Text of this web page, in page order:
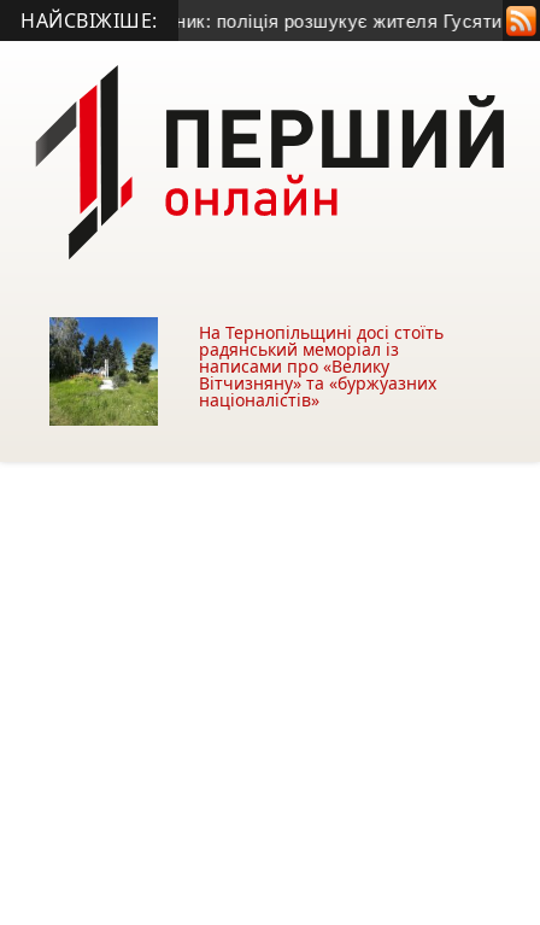
НАЙСВІЖІШЕ:
Теребовлі та зник: поліція розшукує жителя Гусятинщини
На Тернопільщині досі стоїть
радянський меморіал із
написами про «Велику
Вітчизняну» та «буржуазних
націоналістів»